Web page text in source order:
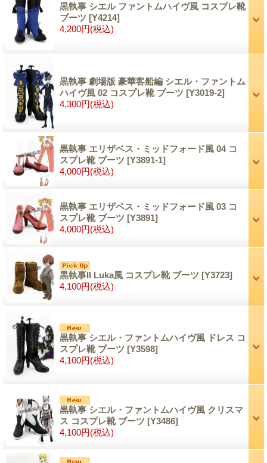
黒執事 シエル ファントムハイヴ風 コスプレ靴
ブーツ [Y4214]
4,200円(税込)
黒執事 劇場版 豪華客船編 シエル・ファントム
ハイヴ風 02 コスプレ靴 ブーツ [Y3019-2]
4,300円(税込)
黒執事 エリザベス・ミッドフォード風 04 コ
スプレ靴 ブーツ [Y3891-1]
4,000円(税込)
黒執事 エリザベス・ミッドフォード風 03 コ
スプレ靴 ブーツ [Y3891]
4,000円(税込)
黒執事II Luka風 コスプレ靴 ブーツ [Y3723]
4,100円(税込)
黒執事 シエル・ファントムハイヴ風 ドレス コ
スプレ靴 ブーツ [Y3598]
4,100円(税込)
黒執事 シエル・ファントムハイヴ風 クリスマ
ス コスプレ靴 ブーツ [Y3486]
4,100円(税込)